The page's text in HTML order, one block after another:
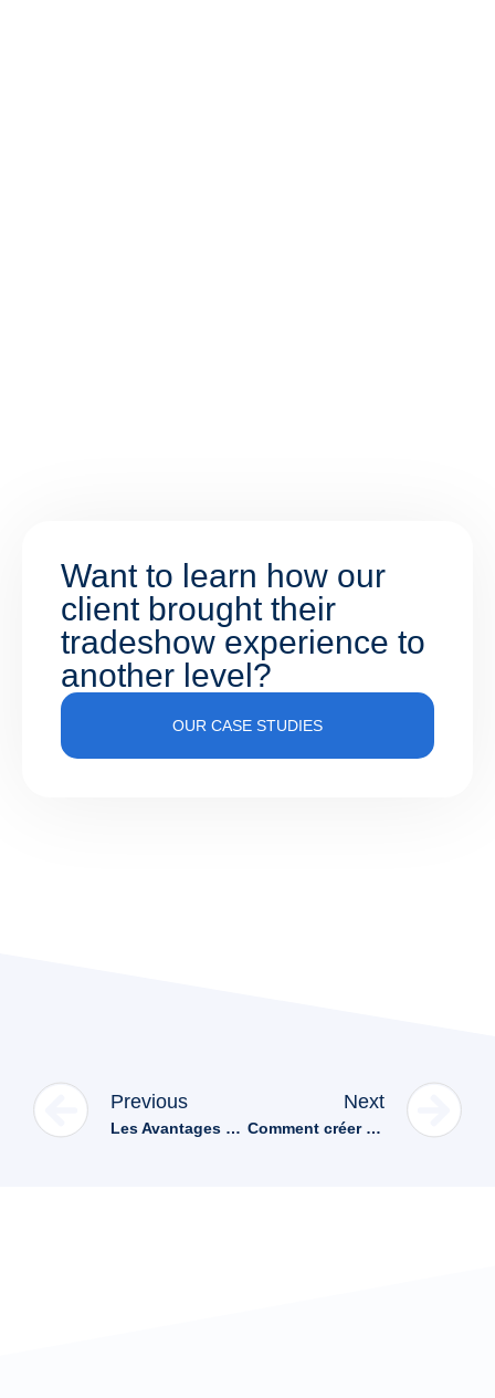
Want to learn how our
client brought their
tradeshow experience to
another level?
OUR CASE STUDIES
Previous
Les Avantages de l’Intégration des Visionneuses 3D sur Votre Site Web
Next
Comment créer un modèle 3D de produit | Étapes essentielles et outils